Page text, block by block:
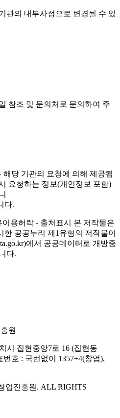
관의 내부사정으로 변경될 수 있
참조 및 문의처로 문의하여 주
해당 기관의 요청에 의해 제공됩
요청하는 정보(개인정보 포함)
다.
본 저작물은
한 공공누리 제1유형의 저작물이
에서 공공데이터로 개방중
다.
시 집현중앙7로 16 (집현동
호 : 국번없이 1357+4(창업),
업진흥원. ALL RIGHTS